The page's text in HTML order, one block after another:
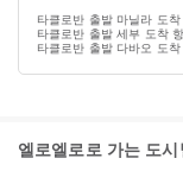
타클로반 출발 마닐라 도착
타클로반 출발 세부 도착
타클로반 출발 다바오 도착
엘로엘로로 가는 도시